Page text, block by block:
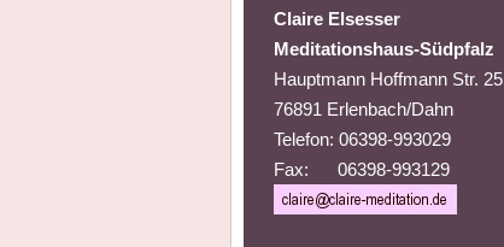
Claire Elsesser
Meditationshaus-Südpfalz
Hauptmann Hoffmann Str. 25
76891 Erlenbach/Dahn
Telefon: 06398-993029
Fax: 06398-993129